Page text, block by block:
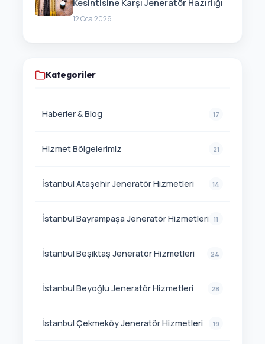
Kesintisine Karşı Jeneratör Hazırlığı
12 Oca 2026
Kategoriler
Haberler & Blog 17
Hizmet Bölgelerimiz 21
İstanbul Ataşehir Jeneratör Hizmetleri 14
İstanbul Bayrampaşa Jeneratör Hizmetleri 11
İstanbul Beşiktaş Jeneratör Hizmetleri 24
İstanbul Beyoğlu Jeneratör Hizmetleri 28
İstanbul Çekmeköy Jeneratör Hizmetleri 19